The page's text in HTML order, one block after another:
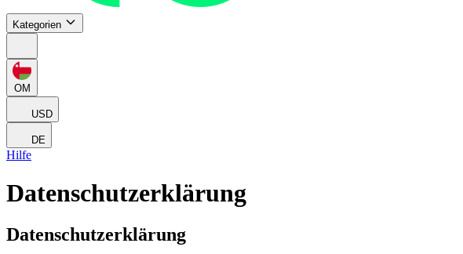
Kategorien
OM
USD
DE
Hilfe
Datenschutzerklärung
Datenschutzerklärung